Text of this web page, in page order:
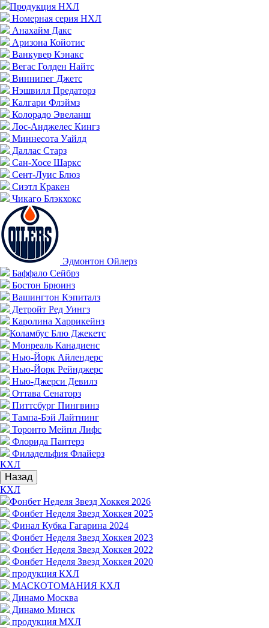
Продукция НХЛ
Номерная серия НХЛ
Анахайм Дакс
Аризона Койотис
Ванкувер Кэнакс
Вегас Голден Найтс
Виннипег Джетс
Нэшвилл Предаторз
Калгари Флэймз
Колорадо Эвеланш
Лос-Анджелес Кингз
Миннесота Уайлд
Даллас Старз
Сан-Хосе Шаркс
Сент-Луис Блюз
Сиэтл Кракен
Чикаго Блэкхокс
Эдмонтон Ойлерз
Баффало Сейбрз
Бостон Брюинз
Вашингтон Кэпиталз
Детройт Ред Уингз
Каролина Харрикейнз
Коламбус Блю Джекетс
Монреаль Канадиенс
Нью-Йорк Айлендерс
Нью-Йорк Рейнджерс
Нью-Джерси Девилз
Оттава Сенаторз
Питтсбург Пингвинз
Тампа-Бэй Лайтнинг
Торонто Мейпл Лифс
Флорида Пантерз
Филадельфия Флайерз
КХЛ
Назад
КХЛ
Фонбет Неделя Звезд Хоккея 2026
Фонбет Неделя Звезд Хоккея 2025
Финал Кубка Гагарина 2024
Фонбет Неделя Звезд Хоккея 2023
Фонбет Неделя Звезд Хоккея 2022
Фонбет Неделя Звезд Хоккея 2020
продукция КХЛ
МАСКОТОМАНИЯ КХЛ
Динамо Москва
Динамо Минск
продукция МХЛ